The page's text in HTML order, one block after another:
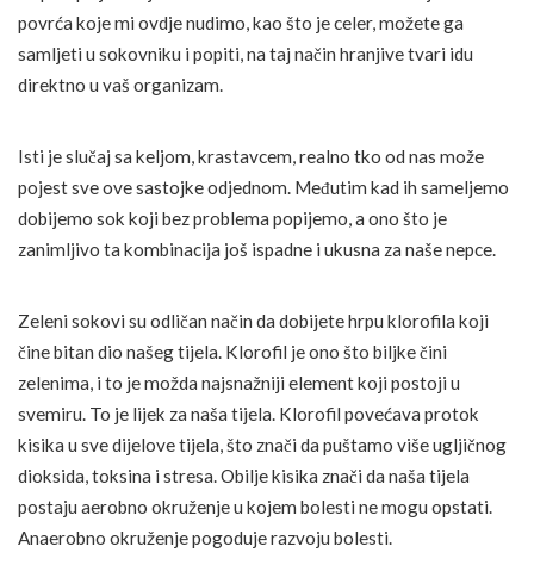
povrća koje mi ovdje nudimo, kao što je celer, možete ga
samljeti u sokovniku i popiti, na taj način hranjive tvari idu
direktno u vaš organizam.
Isti je slučaj sa keljom, krastavcem, realno tko od nas može
pojest sve ove sastojke odjednom. Međutim kad ih sameljemo
dobijemo sok koji bez problema popijemo, a ono što je
zanimljivo ta kombinacija još ispadne i ukusna za naše nepce.
Zeleni sokovi su odličan način da dobijete hrpu klorofila koji
čine bitan dio našeg tijela. Klorofil je ono što biljke čini
zelenima, i to je možda najsnažniji element koji postoji u
svemiru. To je lijek za naša tijela. Klorofil povećava protok
kisika u sve dijelove tijela, što znači da puštamo više ugljičnog
dioksida, toksina i stresa. Obilje kisika znači da naša tijela
postaju aerobno okruženje u kojem bolesti ne mogu opstati.
Anaerobno okruženje pogoduje razvoju bolesti.